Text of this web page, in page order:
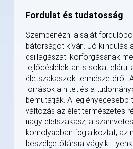
Fordulat és tudatosság
Szembenézni a saját
bátorságot kíván. Jó kiindulás
csillagászati körforgásának
fejlődéslélektan is sokat elárul
életszakaszok természetéről.
források a hitet és a
bemutatják. A leglényegesebb
változás az élet természetes
nagy életszakasz, a
komolyabban foglalkoztat, az
beszélgetőtársra vágyik.